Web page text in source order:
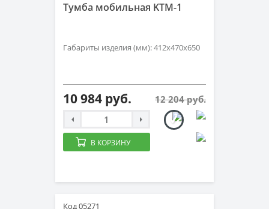
Тумба мобильная KTM-1
Габариты изделия (мм): 412х470х650
10 984 руб. 12 204 руб.
В КОРЗИНУ
Код 05271